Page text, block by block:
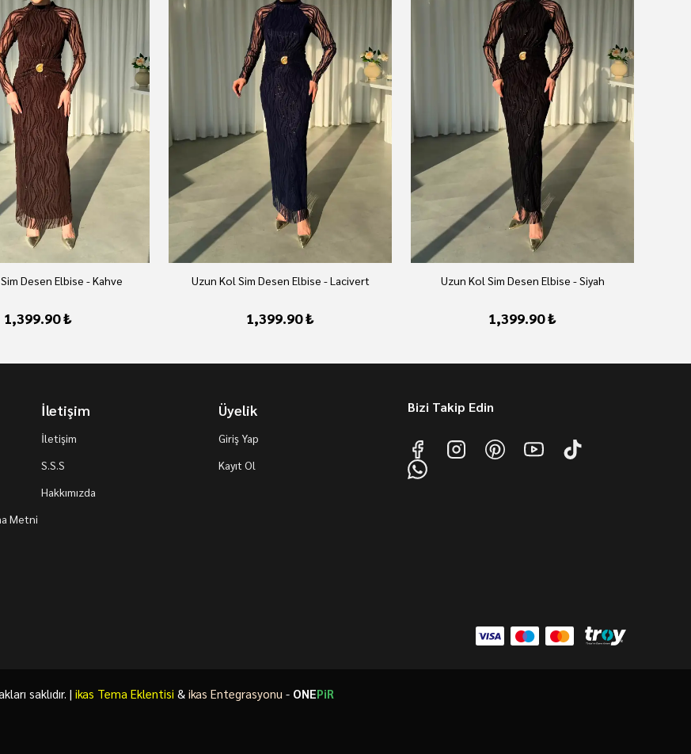
Desen Elbise - Kahve
1,399.90 ₺
Uzun Kol Sim Desen Elbise - Lacivert
1,399.90 ₺
Uzun Kol Sim Desen Elbise - Siyah
1,399.90 ₺
Metni
İletişim
İletişim
S.S.S
Hakkımızda
Üyelik
Giriş Yap
Kayıt Ol
Bizi Takip Edin
saklıdır. | ikas Tema Eklentisi & ikas Entegrasyonu - ONEPiR